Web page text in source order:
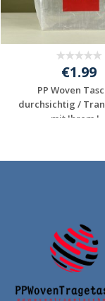
€1.99
PP Woven
durchsichtig /
mit Ihrem L...